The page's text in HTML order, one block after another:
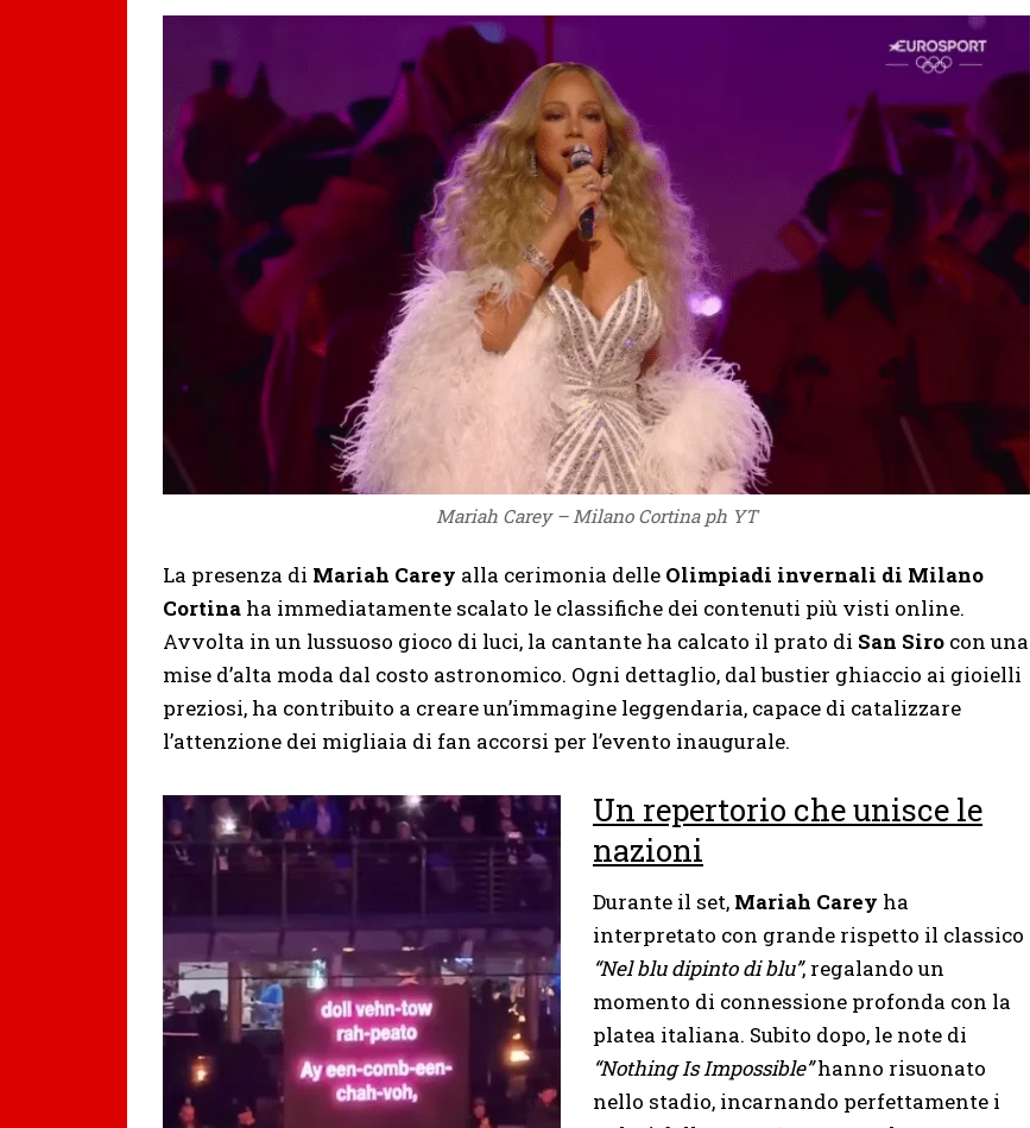
Mariah Carey – Milano Cortina ph YT
La presenza di Mariah Carey alla cerimonia delle Olimpiadi invernali di Milano
Cortina ha immediatamente scalato le classifiche dei contenuti più visti online.
Avvolta in un lussuoso gioco di luci, la cantante ha calcato il prato di San Siro con una
mise d’alta moda dal costo astronomico. Ogni dettaglio, dal bustier ghiaccio ai gioielli
preziosi, ha contribuito a creare un’immagine leggendaria, capace di catalizzare
l’attenzione dei migliaia di fan accorsi per l’evento inaugurale.
Un repertorio che unisce le
nazioni
Durante il set, Mariah Carey ha
interpretato con grande rispetto il classico
“Nel blu dipinto di blu”, regalando un
momento di connessione profonda con la
platea italiana. Subito dopo, le note di
“Nothing Is Impossible”hanno risuonato
nello stadio, incarnando perfettamente i